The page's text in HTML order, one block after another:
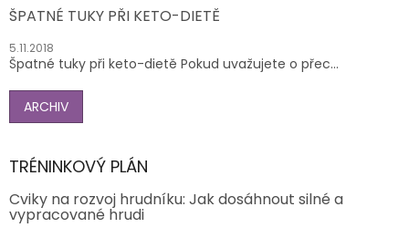
ŠPATNÉ TUKY PŘI KETO-DIETĚ
5.11.2018
Špatné tuky při keto-dietě Pokud uvažujete o přec...
ARCHIV
TRÉNINKOVÝ PLÁN
Cviky na rozvoj hrudníku: Jak dosáhnout silné a
vypracované hrudi